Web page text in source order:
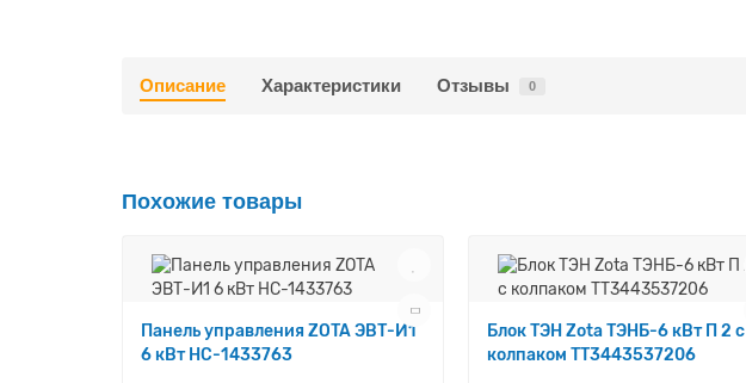
Описание Характеристики Отзывы 0
Похожие товары
Панель управления ZOTA ЭВТ-И1
6 кВт НС-1433763
Блок ТЭН Zota ТЭНБ-6 кВт П 2 с
колпаком ТТ3443537206